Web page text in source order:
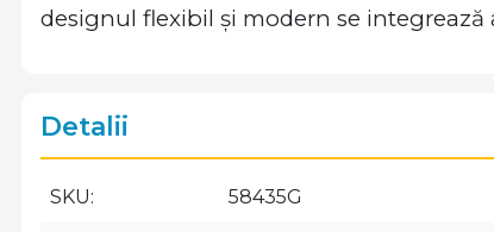
designul flexibil și modern se
Detalii
SKU 58435G